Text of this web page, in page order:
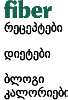
რეცეპტები
დიეტები
ბლოგი